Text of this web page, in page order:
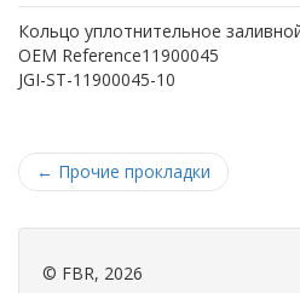
Кольцо уплотнительное
OEM Reference11900045
JGI-ST-11900045-10
← Прочие прокладки
© FBR, 2026